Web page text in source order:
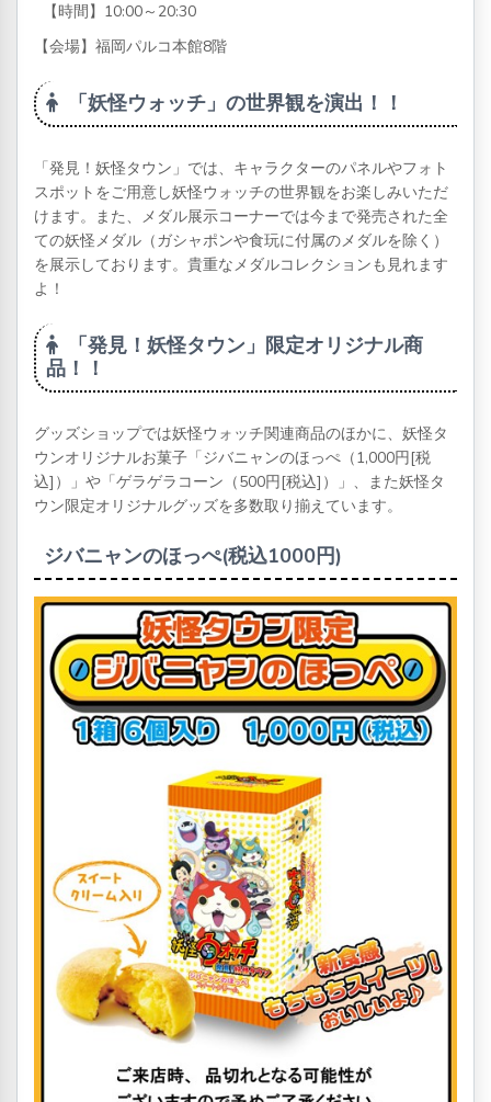
【時間】10:00～20:30
【会場】福岡パルコ本館8階
「妖怪ウォッチ」の世界観を演出！！
「発見！妖怪タウン」では、キャラクターのパネルやフォト
スポットをご用意し妖怪ウォッチの世界観をお楽しみいただ
けます。また、メダル展示コーナーでは今まで発売された全
ての妖怪メダル（ガシャポンや食玩に付属のメダルを除く）
を展示しております。貴重なメダルコレクションも見れます
よ！
「発見！妖怪タウン」限定オリジナル商
品！！
グッズショップでは妖怪ウォッチ関連商品のほかに、妖怪タ
ウンオリジナルお菓子「ジバニャンのほっぺ（1,000円[税
込]）」や「ゲラゲラコーン（500円[税込]）」、また妖怪タ
ウン限定オリジナルグッズを多数取り揃えています。
ジバニャンのほっぺ(税込1000円)